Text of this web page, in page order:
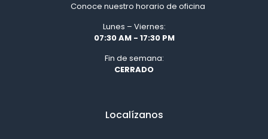
Conoce nuestro horario de oficina
Lunes – Viernes:
07:30 AM - 17:30 PM
Fin de semana:
CERRADO
Localízanos